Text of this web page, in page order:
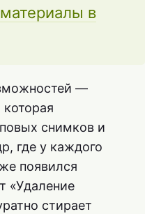
в
—
снимков и
где у каждого
появился
«Удаление
стирает